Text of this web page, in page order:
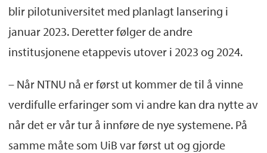
blir pilotuniversitet med planlagt lansering i
januar 2023. Deretter følger de andre
institusjonene etappevis utover i 2023 og 2024.
– Når NTNU nå er først ut kommer de til å vinne
verdifulle erfaringer som vi andre kan dra nytte av
når det er vår tur å innføre de nye systemene. På
samme måte som UiB var først ut og gjorde